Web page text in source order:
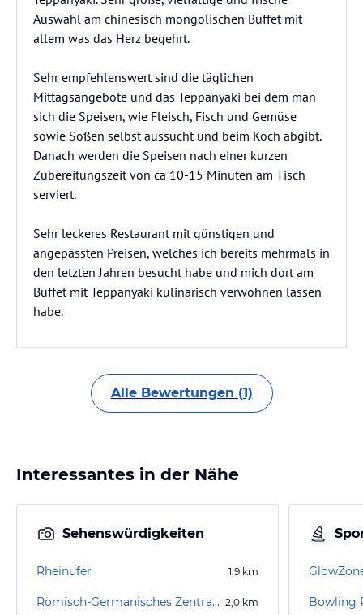
Auswahl am chinesisch mongolischen Buffet mit
allem was das Herz begehrt.
Sehr empfehlenswert sind die täglichen
Mittagsangebote und das Teppanyaki bei dem man
sich die Speisen, wie Fleisch, Fisch und Gemüse
sowie Soßen selbst aussucht und beim Koch abgibt.
Danach werden die Speisen nach einer kurzen
Zubereitungszeit von ca 10-15 Minuten am Tisch
serviert.
Sehr leckeres Restaurant mit günstigen und
angepassten Preisen, welches ich bereits mehrmals in
den letzten Jahren besucht habe und mich dort am
Buffet mit Teppanyaki kulinarisch verwöhnen lassen
habe.
Alle Bewertungen (1)
Interessantes in der Nähe
Sehenswürdigkeiten
Rheinufer 1,9 km
Römisch-Germanisches Zentralmuseum (geschlossen) 2,0 km Bowling